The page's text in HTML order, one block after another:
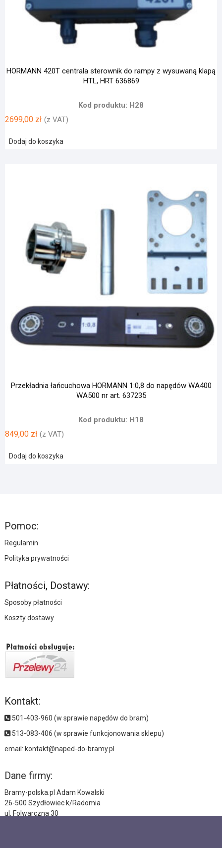
HORMANN 420T centrala sterownik do rampy z wysuwaną klapą
HTL, HRT 636869
Kod produktu: H28
2699,00 zł (z VAT)
Dodaj do koszyka
Przekładnia łańcuchowa HORMANN 1:0,8 do napędów WA400
WA500 nr art. 637235
Kod produktu: H18
849,00 zł (z VAT)
Dodaj do koszyka
Pomoc:
Regulamin
Polityka prywatności
Płatności, Dostawy:
Sposoby płatności
Koszty dostawy
Kontakt:
501-403-960 (w sprawie napędów do bram)
513-083-406 (w sprawie funkcjonowania sklepu)
email: kontakt@naped-do-bramy.pl
Dane firmy:
Bramy-polska.pl Adam Kowalski
26-500 Szydłowiec k/Radomia
ul. Folwarczna 30